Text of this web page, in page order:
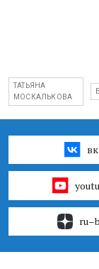
ТАТЬЯНА
МОСКАЛЬКОВА
вк